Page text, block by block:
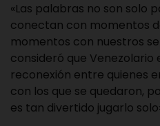
«Las palabras no son solo
conectan con momentos
momentos con nuestros
consideró que Venezolario
reconexión entre quienes
con los que se quedaron,
es tan divertido jugarlo